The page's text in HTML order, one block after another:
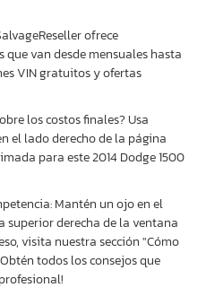
ofrece
van desde mensuales hasta
VIN gratuitos y ofertas
los costos finales? Usa
el lado derecho de la página
para este 2014 Dodge 1500
Mantén un ojo en el
superior derecha de la ventana
visita nuestra sección "Cómo
todos los consejos que